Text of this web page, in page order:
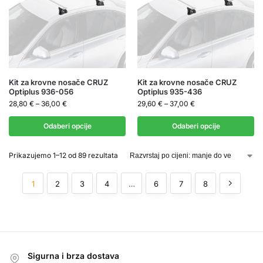
Kit za krovne nosače CRUZ
Optiplus 936-056
28,80 € – 36,00 €
Odaberi opcije
Kit za krovne nosače CRUZ
Optiplus 935-436
29,60 € – 37,00 €
Odaberi opcije
Prikazujemo 1–12 od 89 rezultata
1 2 3 4 … 6 7 8
Sigurna i brza dostava